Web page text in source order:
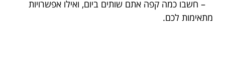
– חשבו כמה קפה אתם שותים ביום, ואילו אפשרויות
מתאימות לכם.